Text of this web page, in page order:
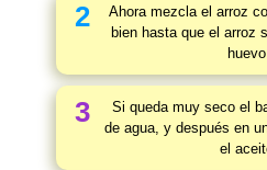
2
Ahora mezcla el arroz
bien hasta que el arroz
huevo
3
Si queda muy seco el
de agua, y después en
el